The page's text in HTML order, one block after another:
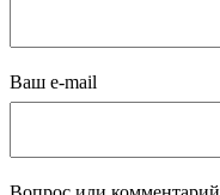
Ваш e-mail